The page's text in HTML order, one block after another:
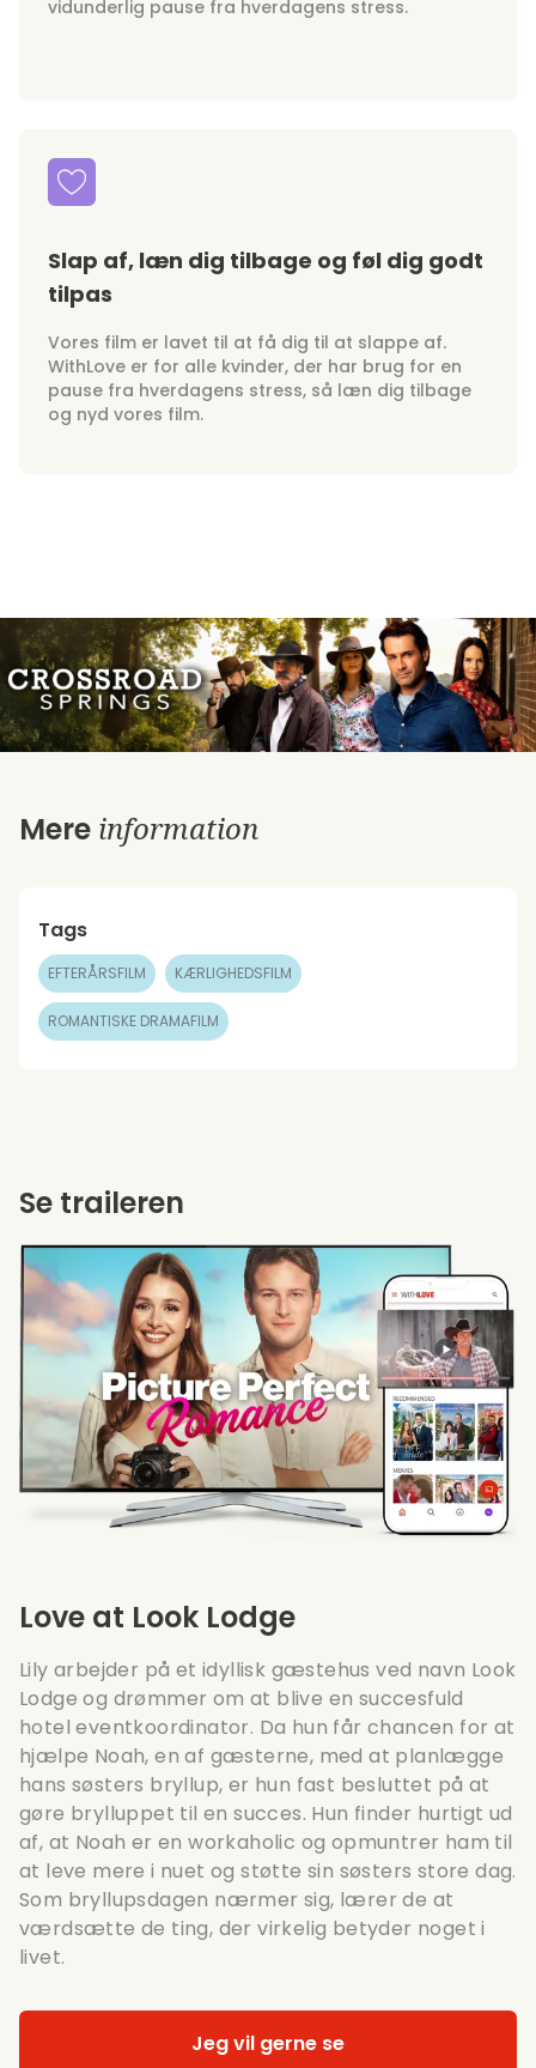
vidunderlig pause fra hverdagens stress.
Slap af, læn dig tilbage og føl dig godt
tilpas
Vores film er lavet til at få dig til at slappe af.
WithLove er for alle kvinder, der har brug for en
pause fra hverdagens stress, så læn dig tilbage
og nyd vores film.
Mere information
Tags
EFTERÅRSFILM KÆRLIGHEDSFILM
ROMANTISKE DRAMAFILM
Love at Look Lodge
Lily arbejder på et idyllisk gæstehus ved navn Look
Lodge og drømmer om at blive en succesfuld
hotel eventkoordinator. Da hun får chancen for at
hjælpe Noah, en af gæsterne, med at planlægge
hans søsters bryllup, er hun fast besluttet på at
gøre brylluppet til en succes. Hun finder hurtigt ud
af, at Noah er en workaholic og opmuntrer ham til
at leve mere i nuet og støtte sin søsters store dag.
Som bryllupsdagen nærmer sig, lærer de at
værdsætte de ting, der virkelig betyder noget i
livet.
Jeg vil gerne se
Se traileren